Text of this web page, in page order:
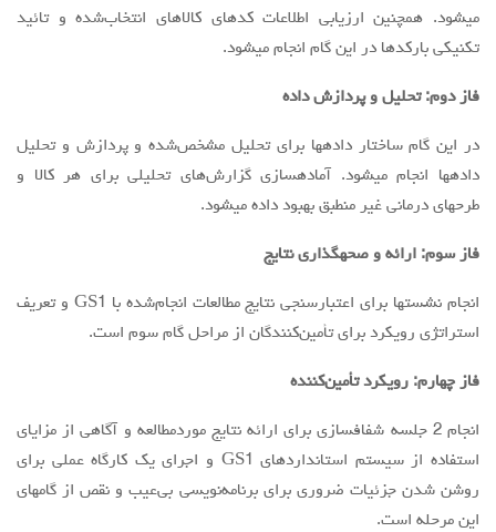
میشود. همچنین ارزیابی اطلاعات کدهای کالاهای انتخاب‌شده و تائید
تکنیکی بارکدها در این گام انجام میشود.
فاز دوم: تحلیل و پردازش داده
در این گام ساختار دادهها برای تحلیل مشخص‌شده و پردازش و تحلیل
دادهها انجام میشود. آمادهسازی گزارش‌های تحلیلی برای هر کالا و
طرحهای درمانی غیر منطبق بهبود داده میشود.
فاز سوم: ارائه و صحهگذاری نتایج
انجام نشستها برای اعتبارسنجی نتایج مطالعات انجام‌شده با GS1 و تعریف
استراتژی رویکرد برای تأمین‌کنندگان از مراحل گام سوم است.
فاز چهارم: رویکرد تأمین‌کننده
انجام 2 جلسه شفافسازی برای ارائه نتایج موردمطالعه و آگاهی از مزایای
استفاده از سیستم استانداردهای GS1 و اجرای یک کارگاه عملی برای
روشن شدن جزئیات ضروری برای برنامه‌نویسی بی‌عیب و نقص از گامهای
این مرحله است.